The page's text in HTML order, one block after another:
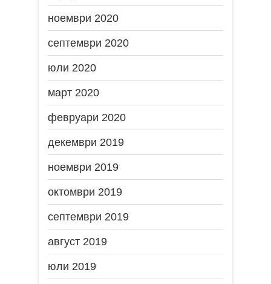
ноември 2020
септември 2020
юли 2020
март 2020
февруари 2020
декември 2019
ноември 2019
октомври 2019
септември 2019
август 2019
юли 2019